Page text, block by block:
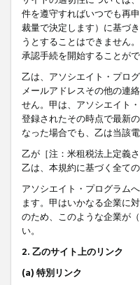
件を遵守すればいつでも再
裁量で決定します）に基づ
うとすることはできません。
承認手続を開始することがで
乙は、アソシエイト・プロ
メールアドレスその他の連
せん。甲は、アソシエイト
登録されたその時点で最新
なった場合でも、乙は当該
乙が［注：米租税法上定義
乙は、本規約に基づく全て
アソシエイト・プログラム
ます。甲はいかなる企業に
のため、このような企業が
い。
2. 乙のサイト上のリンク
(a) 特別リンク